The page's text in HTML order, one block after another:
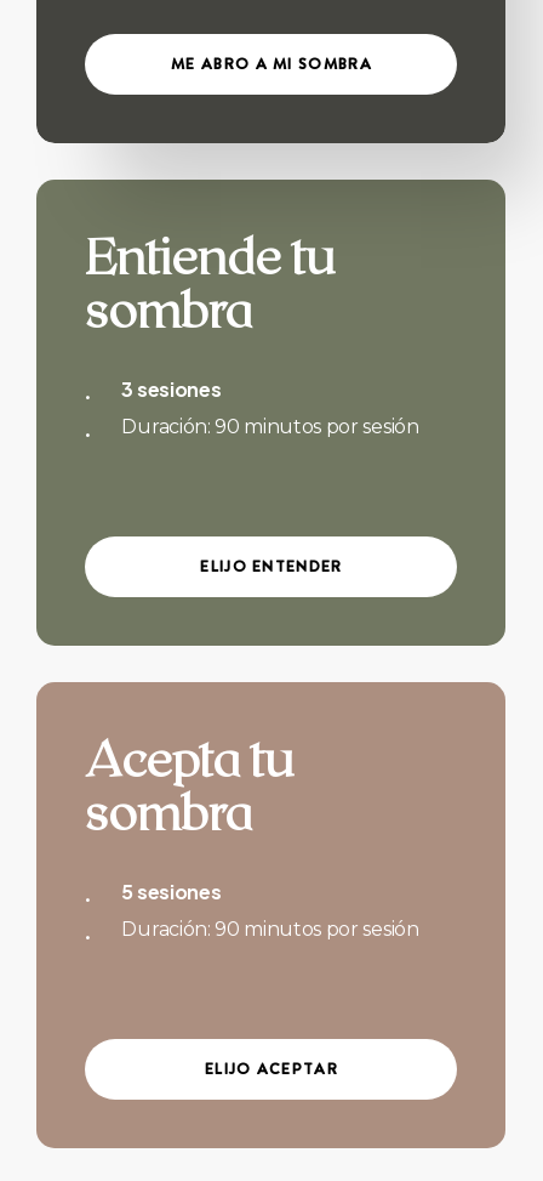
ME ABRO A MI SOMBRA
Entiende tu
sombra
3 sesiones
Duración: 90 minutos por sesión
ELIJO ENTENDER
Acepta tu
sombra
5 sesiones
Duración: 90 minutos por sesión
ELIJO ACEPTAR